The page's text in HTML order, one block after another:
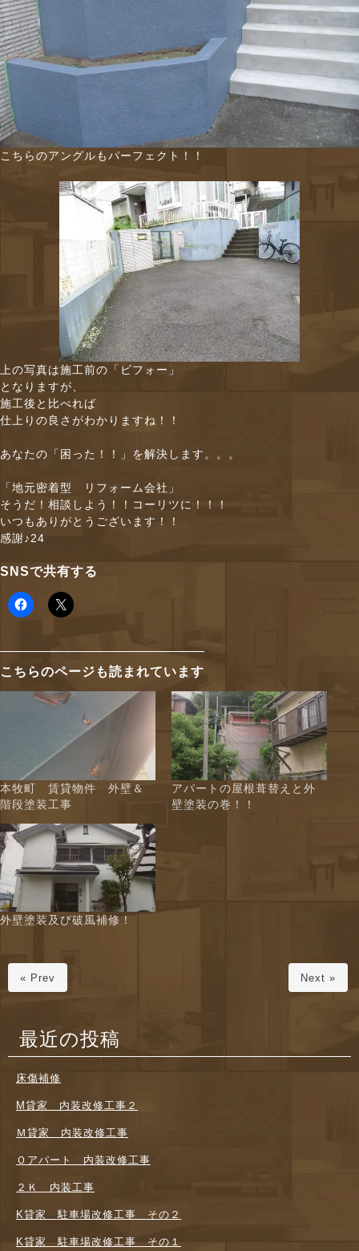
こちらのアングルもパーフェクト！！
上の写真は施工前の「ビフォー」
となりますが、
施工後と比べれば
仕上りの良さがわかりますね！！
あなたの「困った！！」を解決します。。。
「地元密着型 リフォーム会社」
そうだ！相談しよう！！コーリツに！！！
いつもありがとうございます！！
感謝♪24
SNSで共有する
こちらのページも読まれています
本牧町 賃貸物件 外壁＆
階段塗装工事
アパートの屋根葺替えと外
壁塗装の巻！！
外壁塗装及び破風補修！
« Prev Next »
最近の投稿
床傷補修
M貸家 内装改修工事２
Ｍ貸家 内装改修工事
Ｏアパート 内装改修工事
２Ｋ 内装工事
K貸家 駐車場改修工事 その２
K貸家 駐車場改修工事 その１